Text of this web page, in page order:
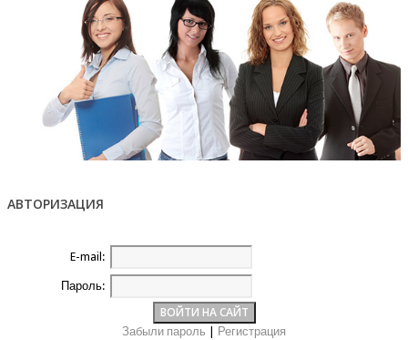
АВТОРИЗАЦИЯ
E-mail:
Пароль:
Забыли пароль Регистрация